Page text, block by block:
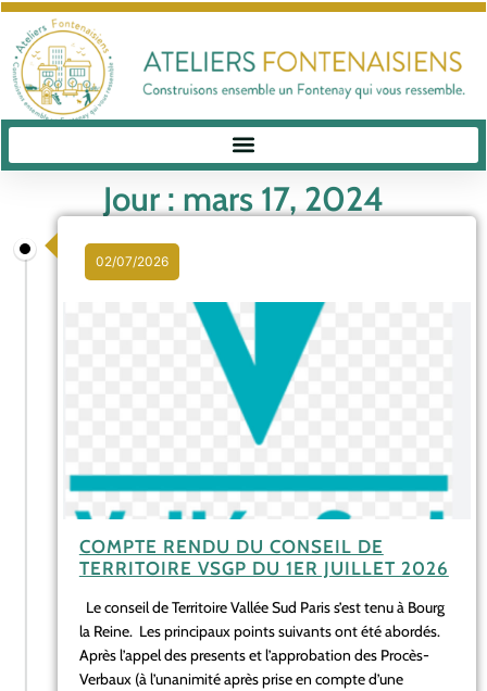
Jour : mars 17, 2024
02/07/2026
COMPTE RENDU DU CONSEIL DE
TERRITOIRE VSGP DU 1ER JUILLET 2026
Le conseil de Territoire Vallée Sud Paris s’est tenu à Bourg
la Reine. Les principaux points suivants ont été abordés.
Après l’appel des presents et l’approbation des Procès-
Verbaux (à l’unanimité après prise en compte d’une